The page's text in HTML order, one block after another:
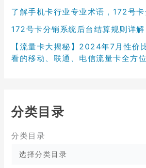
了解手机卡行业专业术语，172号
172号卡分销系统后台结算规则详解
【流量卡大揭秘】2024年7月性价
看的移动、联通、电信流量卡全方位
分类目录
分类目录